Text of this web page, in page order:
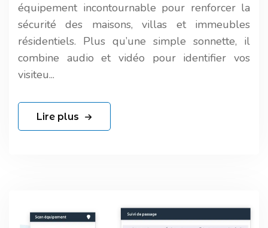
équipement incontournable pour renforcer la
sécurité des maisons, villas et immeubles
résidentiels. Plus qu’une simple sonnette, il
combine audio et vidéo pour identifier vos
visiteu...
Lire plus